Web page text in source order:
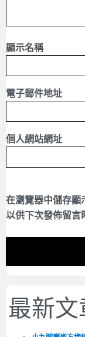
顯示名稱
電子郵件地址
個人網站網址
在瀏覽器中儲存顯
以供下次發佈留言
最新文